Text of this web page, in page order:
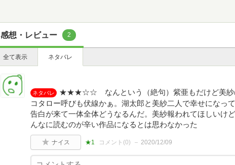
感想・レビュー 2
全て表示 ネタバレ
ネタバレ
★★★☆☆ なんという（絶句）紫亜もだけど美紗の
コタロー呼びも伏線かぁ。湖太郎と美紗二人で幸せになっ
告白が来て一体全体どうなるんだ。美紗報われてほしいけ
んなに読むのが辛い作品になるとは思わなかった
ナイス ★1 コメント(0) 2020/12/09